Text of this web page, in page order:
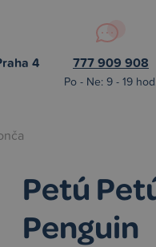
4 777 909 908
Po - Ne: 9 - 19
Petú
Penguin